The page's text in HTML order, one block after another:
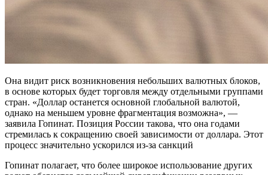
Она видит риск возникновения небольших валютных блоков,
в основе которых будет торговля между отдельными группами
стран. «Доллар останется основной глобальной валютой,
однако на меньшем уровне фрагментация возможна», —
заявила Гопинат. Позиция России такова, что она годами
стремилась к сокращению своей зависимости от доллара. Этот
процесс значительно ускорился из-за санкций
Гопинат полагает, что более широкое использование других